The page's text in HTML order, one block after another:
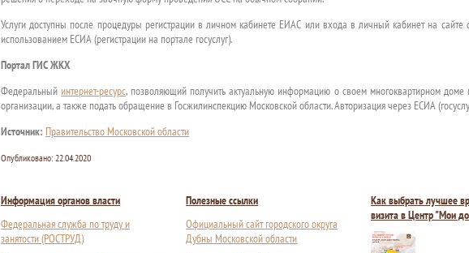
Услуги доступны после процедуры регистрации в личном кабинете ЕИАС или входа в личный кабинет на сайте
использованием ЕСИА (регистрации на портале госуслуг).
Портал ГИС ЖКХ
Федеральныйинтернет-ресурс, позволяющий получить актуальную информацию о своем многоквартирном
организации, а также подать обращение в Госжилинспекцию Московской области. Авторизация через ЕСИА
Источник: Правительство Московской области
Опубликовано: 22.04.2020
Информация органов власти
Федеральная служба по труду и
занятости (РОСТРУД)
Полезные ссылки
Официальный сайт городского округа
Дубны Московской области
Как выбрать лучшее
визита в Центр "Мои